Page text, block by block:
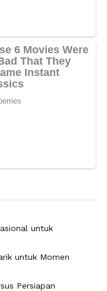
untuk
untuk Momen
Persiapan